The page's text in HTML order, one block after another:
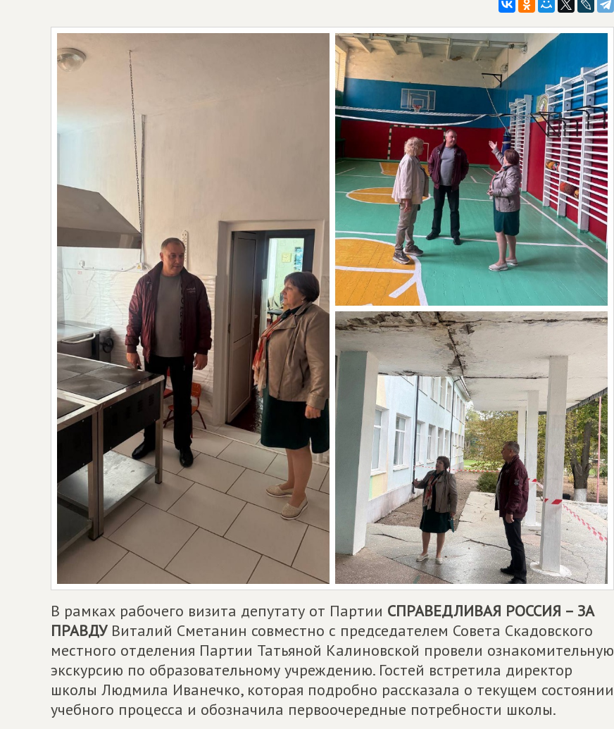
В рамках рабочего визита депутату от Партии СПРАВЕДЛИВАЯ РОССИЯ – ЗА
ПРАВДУВиталий Сметанин совместно с председателем Совета Скадовского
местного отделения Партии Татьяной Калиновской провели ознакомительную
экскурсию по образовательному учреждению. Гостей встретила директор
школы Людмила Иванечко, которая подробно рассказала о текущем состоянии
учебного процесса и обозначила первоочередные потребности школы.